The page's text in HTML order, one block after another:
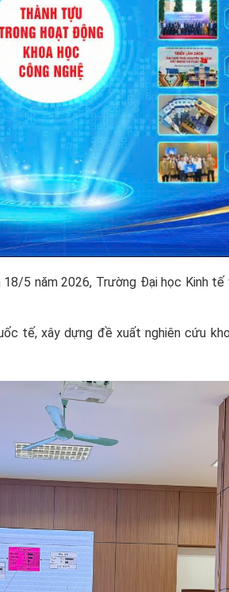
5 năm 2026, Trường Đại học Kinh
tế, xây dựng đề xuất nghiên cứu